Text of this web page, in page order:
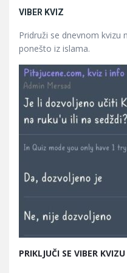
VIBER KVIZ
Pridruži se dnevnom kvizu
ponešto iz islama.
PRIKLJUČI SE VIBER KVIZU